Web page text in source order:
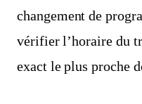
changement de
vérifier l’horaire du
exact le plus proche